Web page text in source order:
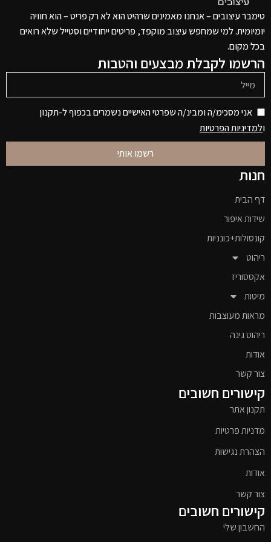
טימבר עיצובים – אנחנו מאמינים שרהיט הוא לא רק פריט – הוא חוויה
יומיומית. למי שמחפש עיצוב מוקפד, פריטים ייחודיים וסטייל שלא רואים
בכל מקום.
הרשמו לקבלת מבצעים והטבות
אני מסכימ/ה ומבינ/ה שפרטי האישיים נשמרים בכפוף ל-תקנון
ולמדיניות הפרטיות
רשמו אותי
חנות
דף הבית
שידות איפור
קונסולות+כונניות
ריהוט
אקססוריז
מיטות
מראות מעוצבות
ריהוט גינה
אודות
צור קשר
קישורים חשובים
תקנון אתר
מדניות פרטיות
הצהרת נגישות
אודות
צור קשר
קישורים חשובים
החשבון שלי